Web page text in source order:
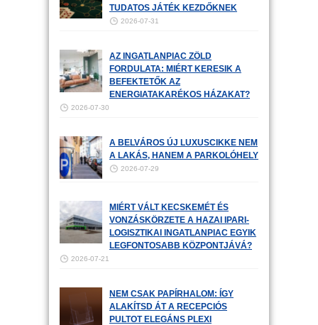
TUDATOS JÁTÉK KEZDŐKNEK
2026-07-31
AZ INGATLANPIAC ZÖLD
FORDULATA: MIÉRT KERESIK A
BEFEKTETŐK AZ
ENERGIATAKARÉKOS HÁZAKAT?
2026-07-30
A BELVÁROS ÚJ LUXUSCIKKE NEM
A LAKÁS, HANEM A PARKOLÓHELY
2026-07-29
MIÉRT VÁLT KECSKEMÉT ÉS
VONZÁSKÖRZETE A HAZAI IPARI-
LOGISZTIKAI INGATLANPIAC EGYIK
LEGFONTOSABB KÖZPONTJÁVÁ?
2026-07-21
NEM CSAK PAPÍRHALOM: ÍGY
ALAKÍTSD ÁT A RECEPCIÓS
PULTOT ELEGÁNS PLEXI